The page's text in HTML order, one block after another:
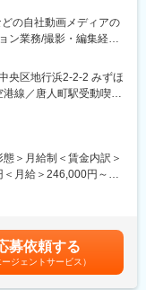
の自社動画メディアの
ン業務/撮影・編集経験
（ホークスTV、公式
だきます。
・予算管理・業務委託
、ホークスTV、公式映
でのローテーションに
央区地行浜2-2-2 みずほ
線／唐人町駅受動喫煙
める事業所
＞月給制＜賃金内訳＞
月給＞246,000円～
も目安の金額であり、
月給(月額)は固定手当を
募依頼する
ージェントサービス）